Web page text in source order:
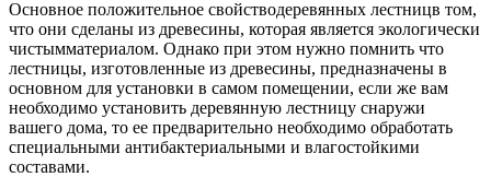
Основное положительное свойстводеревянных лестницв том,
что они сделаны из древесины, которая является экологически
чистымматериалом. Однако при этом нужно помнить что
лестницы, изготовленные из древесины, предназначены в
основном для установки в самом помещении, если же вам
необходимо установить деревянную лестницу снаружи
вашего дома, то ее предварительно необходимо обработать
специальными антибактериальными и влагостойкими
составами.